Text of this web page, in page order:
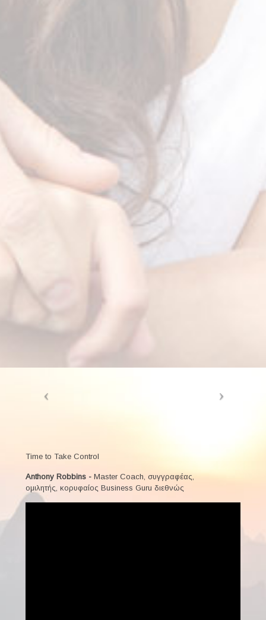
Αποτελέσματα
Time to Take Control
Anthony Robbins - Master Coach, συγγραφέας,
ομιλητής, κορυφαίος Business Guru διεθνώς